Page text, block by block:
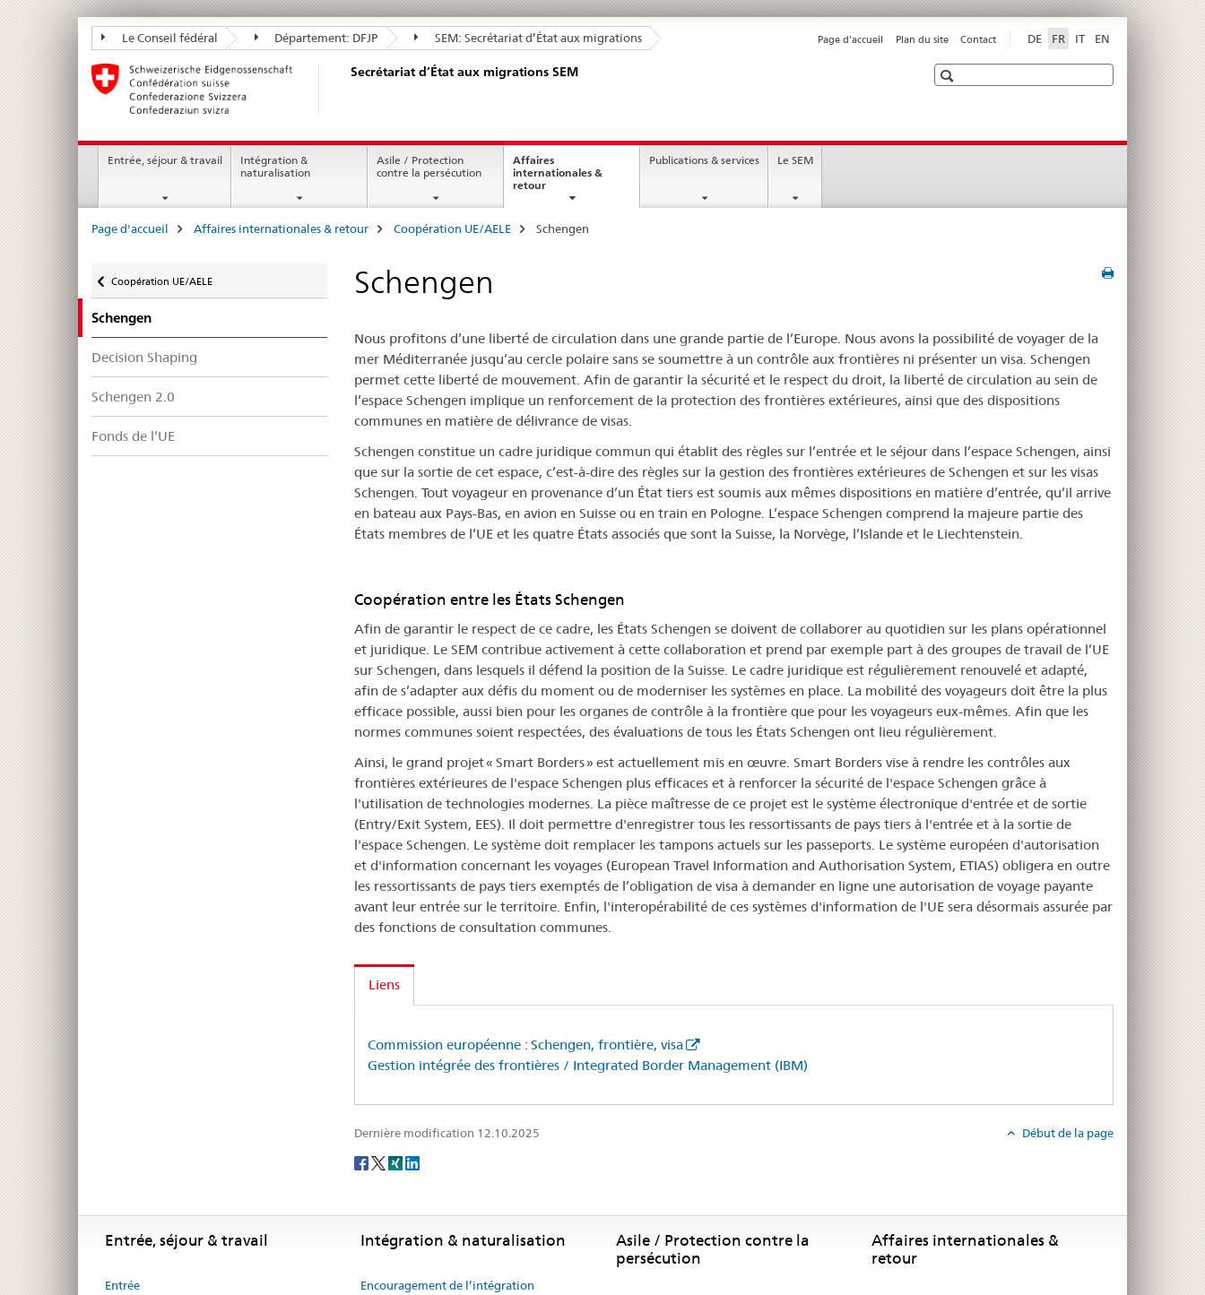
Secrétariat
d’Etat
aux
migrations
SEM
Le Conseil fédéral Département: DFJP SEM: Secrétariat d’État aux migrations DE FR IT EN
Page d'accueil Plan du site Contact
Secrétariat d’État aux migrations SEM Recherche
Navigation
Entrée, séjour & travail
Intégration &
naturalisation
Asile / Protection
contre la persécution
Affaires
internationales &
retourcurrent
page
Publications & services Le SEM
Breadcrumb
Page d'accueil Affaires internationales & retour Coopération UE/AELE Schengen
Coopération UE/AELE
Schengen
Decision Shaping
Schengen 2.0
Fonds de l’UE
Schengen
Nous profitons d’une liberté de circulation dans une grande partie de l’Europe. Nous avons la possibilité de voyager de la
mer Méditerranée jusqu’au cercle polaire sans se soumettre à un contrôle aux frontières ni présenter un visa. Schengen
permet cette liberté de mouvement. Afin de garantir la sécurité et le respect du droit, la liberté de circulation au sein de
l’espace Schengen implique un renforcement de la protection des frontières extérieures, ainsi que des dispositions
communes en matière de délivrance de visas.
Schengen constitue un cadre juridique commun qui établit des règles sur l’entrée et le séjour dans l’espace Schengen, ainsi
que sur la sortie de cet espace, c’est-à-dire des règles sur la gestion des frontières extérieures de Schengen et sur les visas
Schengen. Tout voyageur en provenance d’un État tiers est soumis aux mêmes dispositions en matière d’entrée, qu’il arrive
en bateau aux Pays-Bas, en avion en Suisse ou en train en Pologne. L’espace Schengen comprend la majeure partie des
États membres de l’UE et les quatre États associés que sont la Suisse, la Norvège, l’Islande et le Liechtenstein.
Coopération entre les États Schengen
Afin de garantir le respect de ce cadre, les États Schengen se doivent de collaborer au quotidien sur les plans opérationnel
et juridique. Le SEM contribue activement à cette collaboration et prend par exemple part à des groupes de travail de l’UE
sur Schengen, dans lesquels il défend la position de la Suisse. Le cadre juridique est régulièrement renouvelé et adapté,
afin de s’adapter aux défis du moment ou de moderniser les systèmes en place. La mobilité des voyageurs doit être la plus
efficace possible, aussi bien pour les organes de contrôle à la frontière que pour les voyageurs eux-mêmes. Afin que les
normes communes soient respectées, des évaluations de tous les États Schengen ont lieu régulièrement.
Ainsi, le grand projet « Smart Borders » est actuellement mis en œuvre. Smart Borders vise à rendre les contrôles aux
frontières extérieures de l'espace Schengen plus efficaces et à renforcer la sécurité de l'espace Schengen grâce à
l'utilisation de technologies modernes. La pièce maîtresse de ce projet est le système électronique d'entrée et de sortie
(Entry/Exit System, EES). Il doit permettre d'enregistrer tous les ressortissants de pays tiers à l'entrée et à la sortie de
l'espace Schengen. Le système doit remplacer les tampons actuels sur les passeports. Le système européen d'autorisation
et d'information concernant les voyages (European Travel Information and Authorisation System, ETIAS) obligera en outre
les ressortissants de pays tiers exemptés de l’obligation de visa à demander en ligne une autorisation de voyage payante
avant leur entrée sur le territoire. Enfin, l'interopérabilité de ces systèmes d'information de l'UE sera désormais assurée par
des fonctions de consultation communes.
Liens
Commission européenne : Schengen, frontière, visa
Gestion intégrée des frontières / Integrated Border Management (IBM)
Dernière modification 12.10.2025
Début de la page
Social
Footer
Entrée, séjour & travail
Entrée
Intégration & naturalisation
Encouragement de l’intégration
Asile / Protection contre la
persécution
Affaires internationales &
retour